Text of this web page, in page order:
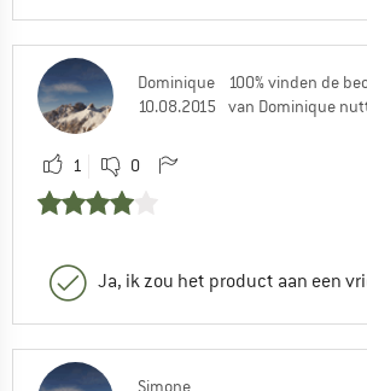
Dominique
10.08.2015
100% vinden de
van Dominique
1 0
Ja, ik zou het product aan een
Simone